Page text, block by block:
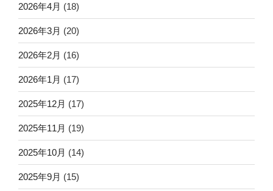
2026年4月 (18)
2026年3月 (20)
2026年2月 (16)
2026年1月 (17)
2025年12月 (17)
2025年11月 (19)
2025年10月 (14)
2025年9月 (15)